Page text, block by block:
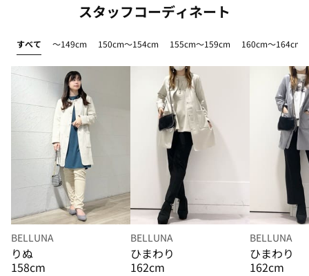
スタッフコーディネート
すべて ～149cm 150cm～154cm 155cm～159cm 160cm～164cm
BELLUNA
りぬ
158cm
BELLUNA
ひまわり
162cm
BELLUNA
ひまわり
162cm